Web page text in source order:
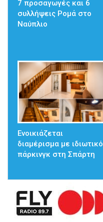
7 προσαγωγές και 6
συλλήψεις Ρομά στο
Ναύπλιο
Ενοικιάζεται
διαμέρισμα με ιδιωτικό
πάρκινγκ στη Σπάρτη